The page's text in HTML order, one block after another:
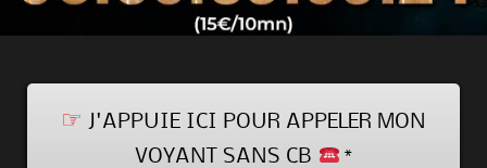
☞ J'APPUIE ICI POUR APPELER MON
VOYANT SANS CB
*